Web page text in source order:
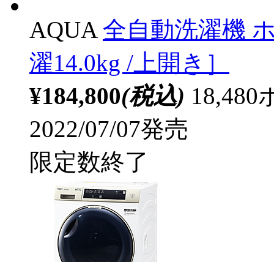
AQUA 全自動洗濯機
濯14.0kg /上開き］
¥184,800(税込) 18,480
2022/07/07発売
限定数終了